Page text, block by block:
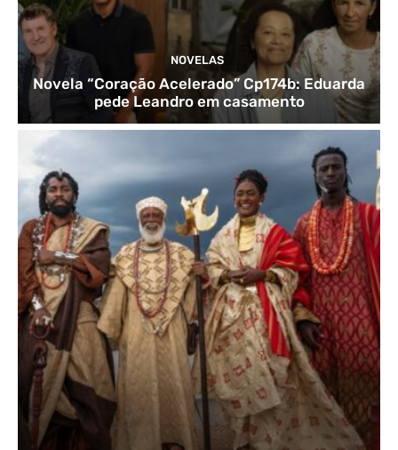
NOVELAS
Novela “Coração Acelerado” Cp174b: Eduarda
pede Leandro em casamento